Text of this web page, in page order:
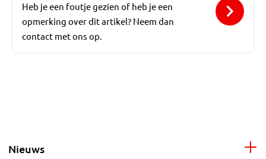
Heb je een foutje gezien of heb je een
opmerking over dit artikel? Neem dan
contact met ons op.
Nieuws